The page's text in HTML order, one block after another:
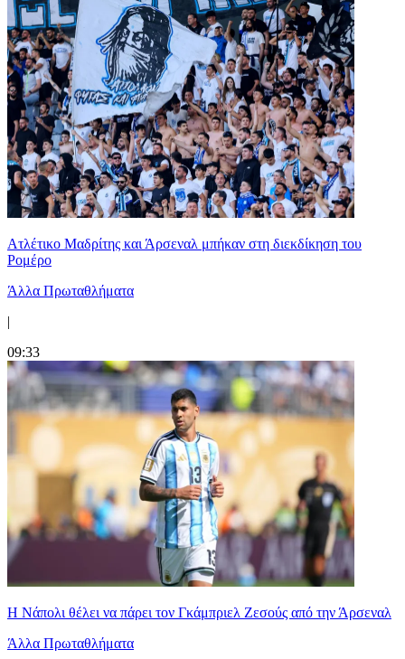
Ατλέτικο Μαδρίτης και Άρσεναλ μπήκαν στη διεκδίκηση του
Ρομέρο
Άλλα Πρωταθλήματα
|
09:33
Η Νάπολι θέλει να πάρει τον Γκάμπριελ Ζεσούς από την Άρσεναλ
Άλλα Πρωταθλήματα